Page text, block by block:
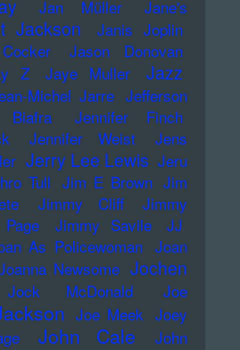
Jan Müller
Jane's
Jackson
Janis Joplin
Jason Donovan
Z Jaye Muller
Jazz
Michel Jarre Jefferson
Biafra
Jennifer Finch
Jennifer Weist
Jens
Jerry Lee Lewis Jeru
Tull Jim E Brown Jim
Jimmy Cliff
Jimmy
Jimmy Savile
JJ
As Policewoman Joan
Newsome Jochen
Jock McDonald
Joe
Joe Meek Joey
John Cale
John